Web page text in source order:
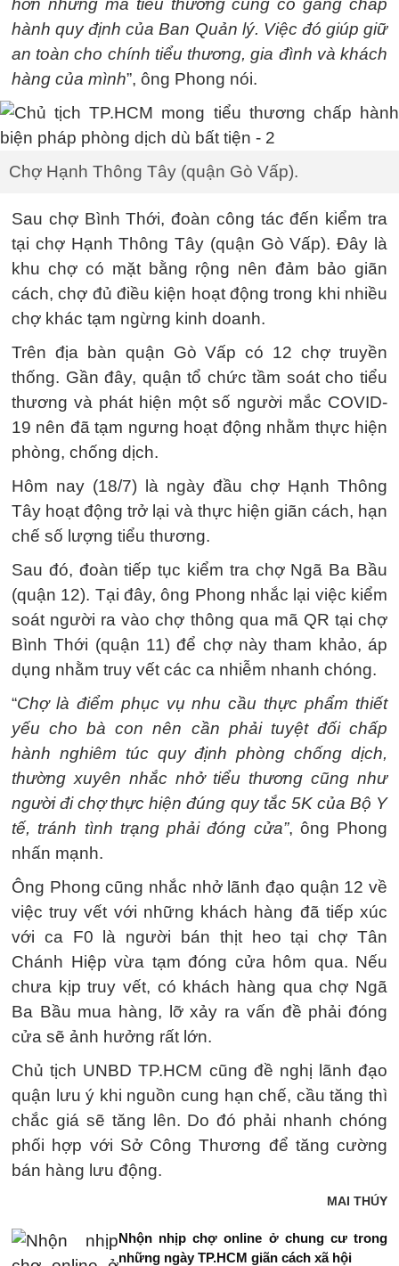
hơn nhưng mà tiểu thương cũng cố gắng chấp
hành quy định của Ban Quản lý. Việc đó giúp giữ
an toàn cho chính tiểu thương, gia đình và khách
hàng của mình”, ông Phong nói.
Chợ Hạnh Thông Tây (quận Gò Vấp).
Sau chợ Bình Thới, đoàn công tác đến kiểm tra
tại chợ Hạnh Thông Tây (quận Gò Vấp). Đây là
khu chợ có mặt bằng rộng nên đảm bảo giãn
cách, chợ đủ điều kiện hoạt động trong khi nhiều
chợ khác tạm ngừng kinh doanh.
Trên địa bàn quận Gò Vấp có 12 chợ truyền
thống. Gần đây, quận tổ chức tầm soát cho tiểu
thương và phát hiện một số người mắc COVID-
19 nên đã tạm ngưng hoạt động nhằm thực hiện
phòng, chống dịch.
Hôm nay (18/7) là ngày đầu chợ Hạnh Thông
Tây hoạt động trở lại và thực hiện giãn cách, hạn
chế số lượng tiểu thương.
Sau đó, đoàn tiếp tục kiểm tra chợ Ngã Ba Bầu
(quận 12). Tại đây, ông Phong nhắc lại việc kiểm
soát người ra vào chợ thông qua mã QR tại chợ
Bình Thới (quận 11) để chợ này tham khảo, áp
dụng nhằm truy vết các ca nhiễm nhanh chóng.
“Chợ là điểm phục vụ nhu cầu thực phẩm thiết
yếu cho bà con nên cần phải tuyệt đối chấp
hành nghiêm túc quy định phòng chống dịch,
thường xuyên nhắc nhở tiểu thương cũng như
người đi chợ thực hiện đúng quy tắc 5K của Bộ Y
tế, tránh tình trạng phải đóng cửa”, ông Phong
nhấn mạnh.
Ông Phong cũng nhắc nhở lãnh đạo quận 12 về
việc truy vết với những khách hàng đã tiếp xúc
với ca F0 là người bán thịt heo tại chợ Tân
Chánh Hiệp vừa tạm đóng cửa hôm qua. Nếu
chưa kịp truy vết, có khách hàng qua chợ Ngã
Ba Bầu mua hàng, lỡ xảy ra vấn đề phải đóng
cửa sẽ ảnh hưởng rất lớn.
Chủ tịch UNBD TP.HCM cũng đề nghị lãnh đạo
quận lưu ý khi nguồn cung hạn chế, cầu tăng thì
chắc giá sẽ tăng lên. Do đó phải nhanh chóng
phối hợp với Sở Công Thương để tăng cường
bán hàng lưu động.
MAI THÚY
Nhộn nhịp chợ online ở chung cư trong
những ngày TP.HCM giãn cách xã hội